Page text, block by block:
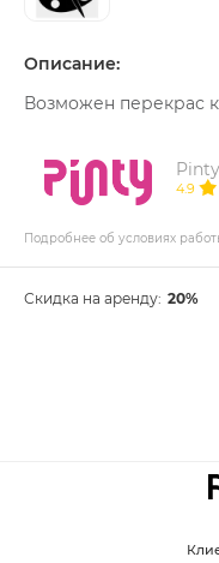
Описание:
Возможен перекрас
Pinty
4.9
Подробнее об условиях
Скидка на аренду: 20%